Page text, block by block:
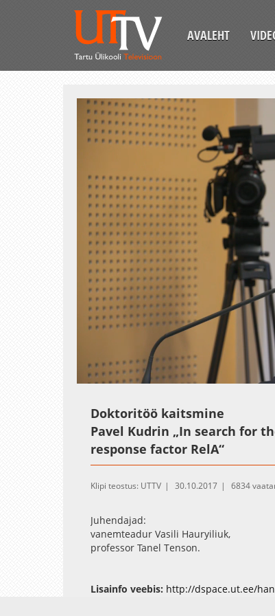
AVALEHT
Unmute Loaded:
0.32%
Doktoritöö kaitsmine
Pavel Kudrin „In search for
response factor RelA“
Klipi teostus: UTTV 30.10.2017 6834
Juhendajad:
vanemteadur Vasili Hauryiliuk,
professor Tanel Tenson.
Gert Bange, PhD. Philipps-University
Lisainfo veebis: http://dspace.ut.ee/